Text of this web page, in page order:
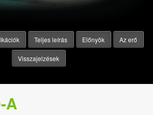
Teljes leírás Előnyök Az erő
Visszajelzések
A